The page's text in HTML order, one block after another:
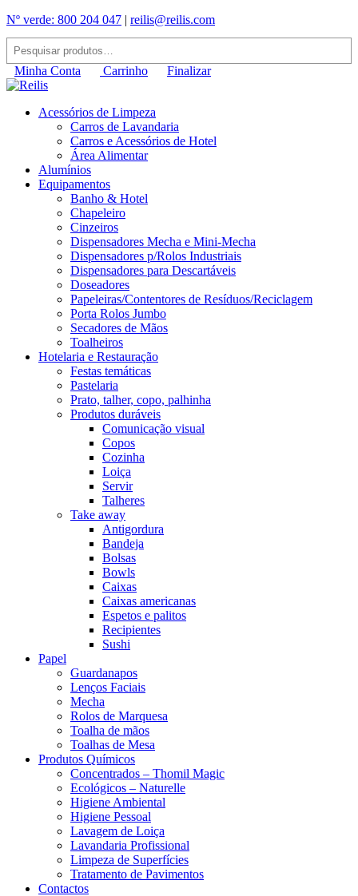
Nº verde: 800 204 047 | reilis@reilis.com
Minha Conta Carrinho Finalizar
Acessórios de Limpeza
Carros de Lavandaria
Carros e Acessórios de Hotel
Área Alimentar
Alumínios
Equipamentos
Banho & Hotel
Chapeleiro
Cinzeiros
Dispensadores Mecha e Mini-Mecha
Dispensadores p/Rolos Industriais
Dispensadores para Descartáveis
Doseadores
Papeleiras/Contentores de Resíduos/Reciclagem
Porta Rolos Jumbo
Secadores de Mãos
Toalheiros
Hotelaria e Restauração
Festas temáticas
Pastelaria
Prato, talher, copo, palhinha
Produtos duráveis
Comunicação visual
Copos
Cozinha
Loiça
Servir
Talheres
Take away
Antigordura
Bandeja
Bolsas
Bowls
Caixas
Caixas americanas
Espetos e palitos
Recipientes
Sushi
Papel
Guardanapos
Lenços Faciais
Mecha
Rolos de Marquesa
Toalha de mãos
Toalhas de Mesa
Produtos Químicos
Concentrados – Thomil Magic
Ecológicos – Naturelle
Higiene Ambiental
Higiene Pessoal
Lavagem de Loiça
Lavandaria Profissional
Limpeza de Superfícies
Tratamento de Pavimentos
Contactos